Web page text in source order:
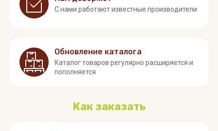
С нами работают известные производители
Обновление каталога
Каталог товаров регулярно расширяется и
пополняется
Как заказать